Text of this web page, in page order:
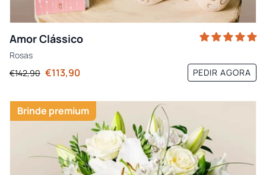
Amor Clássico
Rosas
€142,90 €113,90 PEDIR AGORA
Brinde premium